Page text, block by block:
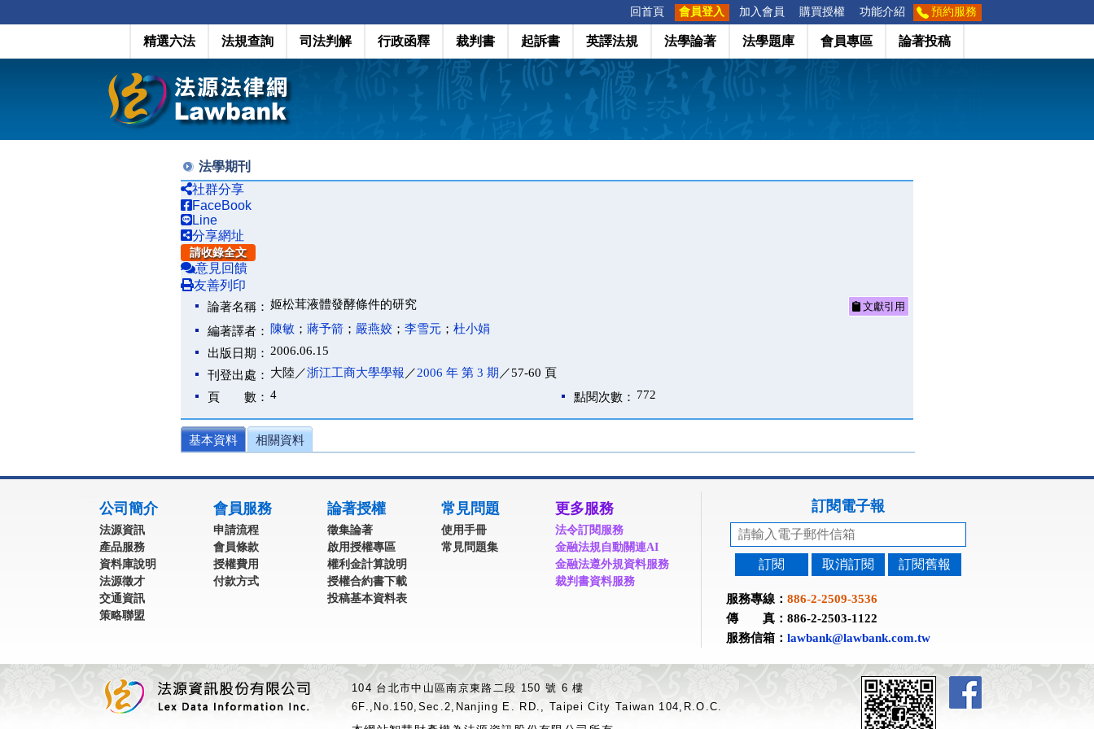
回首頁 會員登入 加入會員 購買授權 功能介紹 預約服務
精選六法 法規查詢 司法判解 行政函釋 裁判書 起訴書 英譯法規 法學論著 法學題庫 會員專區 論著投稿
法學期刊
社群分享
FaceBook
Line
分享網址
請收錄全文
意見回饋
友善列印
論著名稱： 姬松茸液體發酵條件的研究 文獻引用
編著譯者： 陳敏 ； 蔣予箭 ； 嚴燕姣 ； 李雪元 ； 杜小娟
出版日期： 2006.06.15
刊登出處： 大陸／浙江工商大學學報 ／2006 年 第 3 期 ／57-60 頁
頁 數： 4 點閱次數： 772
基本資料 相關資料
公司簡介
法源資訊
產品服務
資料庫說明
法源徵才
交通資訊
策略聯盟
會員服務
申請流程
會員條款
授權費用
付款方式
論著授權
徵集論著
啟用授權專區
權利金計算說明
授權合約書下載
投稿基本資料表
常見問題
使用手冊
常見問題集
更多服務
法令訂閱服務
金融法規自動關連AI
金融法遵外規資料服務
裁判書資料服務
訂閱電子報
訂閱 取消訂閱 訂閱舊報
服務專線： 886-2-2509-3536
傳 真：886-2-2503-1122
服務信箱： lawbank@lawbank.com.tw
104 台北市中山區南京東路二段 150 號 6 樓
6F.,No.150,Sec.2,Nanjing E. RD., Taipei City Taiwan 104,R.O.C.